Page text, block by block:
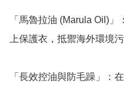
「馬魯拉油 (Marula Oil)
上保護衣，抵禦海外環境
「長效控油與防毛躁」：